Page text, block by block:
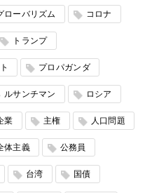
ローバリズム コロナ
トランプ
プロパガンダ
ルサンチマン ロシア
業 主権 人口問題
体主義 公務員
台湾 国債